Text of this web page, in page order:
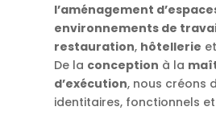
l’aménagement
environnements de
restauration, hôtellerie et
De la conception à la
d’exécution, nous créons
identitaires, fonctionnels